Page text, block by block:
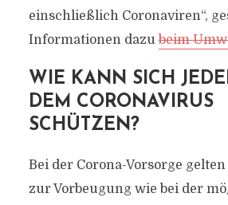
einschließlich Coronaviren“,
Informationen dazubeim
WIE KANN SICH
DEM CORONAVIRUS
SCHÜTZEN?
Bei der Corona-Vorsorge
zur Vorbeugung wie bei der